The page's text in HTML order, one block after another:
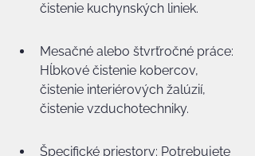
čistenie kuchynských liniek.
Mesačné alebo štvrťročné práce:
Hĺbkové čistenie kobercov,
čistenie interiérových žalúzií,
čistenie vzduchotechniky.
Špecifické priestory: Potrebujete